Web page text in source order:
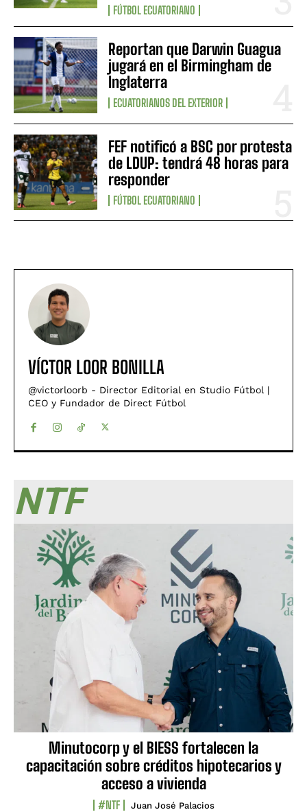
FÚTBOL ECUATORIANO
Reportan que Darwin Guagua
jugará en el Birmingham de
Inglaterra
ECUATORIANOS DEL EXTERIOR
FEF notificó a BSC por protesta
de LDUP: tendrá 48 horas para
responder
FÚTBOL ECUATORIANO
VÍCTOR LOOR BONILLA
@victorloorb - Director Editorial en Studio Fútbol |
CEO y Fundador de Direct Fútbol
NTF
Minutocorp y el BIESS fortalecen la
capacitación sobre créditos hipotecarios y
acceso a vivienda
#NTF Juan José Palacios